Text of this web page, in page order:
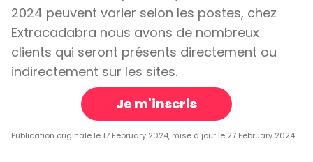
2024 peuvent varier selon les postes, chez
Extracadabra nous avons de nombreux
clients qui seront présents directement ou
indirectement sur les sites.
Je m'inscris
Publication originale le 17 February 2024, mise à jour le 27 February 2024